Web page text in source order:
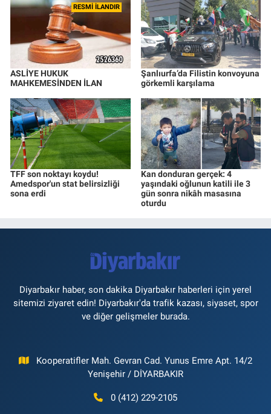
RESMİ İLANDIR
ASLİYE HUKUK
MAHKEMESİNDEN İLAN
Şanlıurfa’da Filistin konvoyuna
görkemli karşılama
TFF son noktayı koydu!
Amedspor'un stat belirsizliği
sona erdi
Kan donduran gerçek: 4
yaşındaki oğlunun katili ile 3
gün sonra nikâh masasına
oturdu
Diyarbakır haber, son dakika Diyarbakır haberleri için yerel
sitemizi ziyaret edin! Diyarbakır'da trafik kazası, siyaset, spor
ve diğer gelişmeler burada.
Kooperatifler Mah. Gevran Cad. Yunus Emre Apt. 14/2
Yenişehir / DİYARBAKIR
0 (412) 229-2105